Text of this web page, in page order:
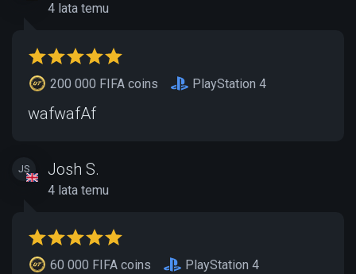
4 lata temu
200 000 FIFA coins PlayStation 4
wafwafAf
JS Josh S.
4 lata temu
60 000 FIFA coins PlayStation 4